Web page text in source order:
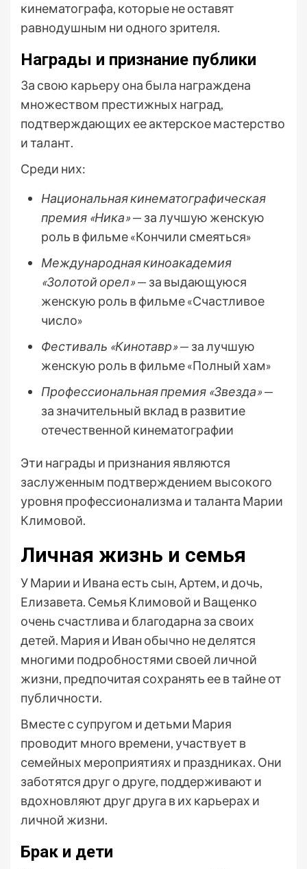
кинематографа, которые не оставят
равнодушным ни одного зрителя.
Награды и признание публики
За свою карьеру она была награждена
множеством престижных наград,
подтверждающих ее актерское мастерство
и талант.
Среди них:
Национальная кинематографическая
премия «Ника»— за лучшую женскую
роль в фильме «Кончили смеяться»
Международная киноакадемия
«Золотой орел»— за выдающуюся
женскую роль в фильме «Счастливое
число»
Фестиваль «Кинотавр»— за лучшую
женскую роль в фильме «Полный хам»
Профессиональная премия «Звезда»—
за значительный вклад в развитие
отечественной кинематографии
Эти награды и признания являются
заслуженным подтверждением высокого
уровня профессионализма и таланта Марии
Климовой.
Личная жизнь и семья
У Марии и Ивана есть сын, Артем, и дочь,
Елизавета. Семья Климовой и Ващенко
очень счастлива и благодарна за своих
детей. Мария и Иван обычно не делятся
многими подробностями своей личной
жизни, предпочитая сохранять ее в тайне от
публичности.
Вместе с супругом и детьми Мария
проводит много времени, участвует в
семейных мероприятиях и праздниках. Они
заботятся друг о друге, поддерживают и
вдохновляют друг друга в их карьерах и
личной жизни.
Брак и дети